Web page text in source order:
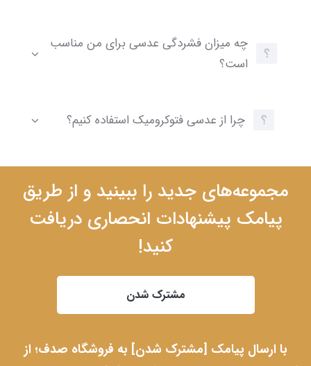
چه میزان فشردگی عدسی برای من مناسب
است؟
چرا از عدسی فتوکرومیک استفاده کنیم؟
مجموعه‌های جدید را ببینید و از طریق
پیامک پیشنهادات انحصاری دریافت
کنید!
مشترک شدن
با ارسال پیامک [مشترک شدن] به فروشگاه صدف؛ از